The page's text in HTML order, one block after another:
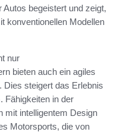
begeistert und zeigt,
konventionellen Modellen
nur
bieten auch ein agiles
Dies steigert das Erlebnis
Fähigkeiten in der
mit intelligentem Design
Motorsports, die von